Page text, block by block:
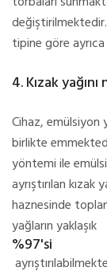
tipine göre ayrıca
4. Kızak yağını
Cihaz, emülsiyon
birlikte
yöntemi ile
ayrıştırılan kızak
haznesinde
yağların yaklaşık
%97'si